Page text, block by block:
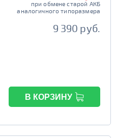
при обмене старой АКБ
аналогичного типоразмера
9 390 руб.
В КОРЗИНУ